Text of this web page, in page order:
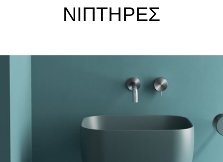
ΝΙΠΤΗΡΕΣ